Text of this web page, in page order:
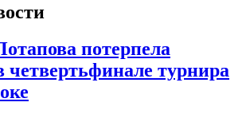
потерпела
четвертьфинале турнира